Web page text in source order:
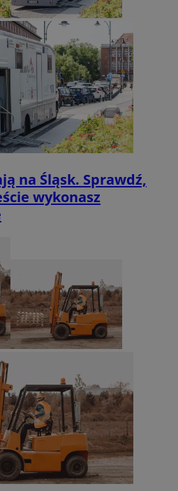
na Śląsk. Sprawdź,
wykonasz